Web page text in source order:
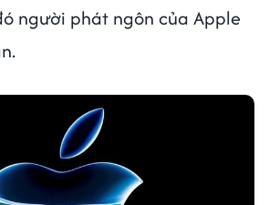
người phát ngôn của Apple